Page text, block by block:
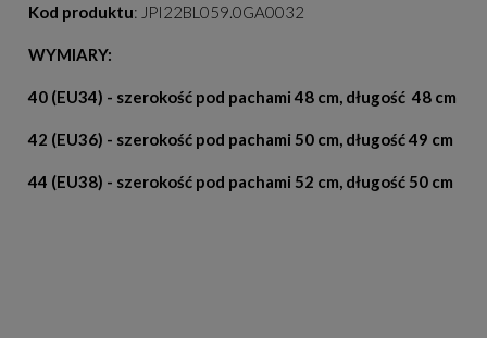
Kod produktu: JPI22BL059.0GA0032
WYMIARY:
40 (EU34) - szerokość pod pachami 48 cm, długość 48 cm
42 (EU36) - szerokość pod pachami 50 cm, długość 49 cm
44 (EU38) - szerokość pod pachami 52 cm, długość 50 cm